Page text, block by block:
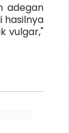
adegan
hasilnya
vulgar,"